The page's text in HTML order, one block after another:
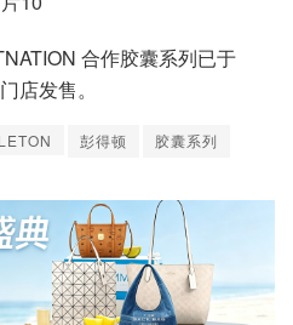
合作胶囊系列已于
店发售。
彭得顿 胶囊系列